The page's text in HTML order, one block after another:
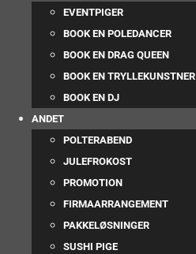
EVENTPIGER
BOOK EN POLEDANCER
BOOK EN DRAG QUEEN
BOOK EN TRYLLEKUNSTNER
BOOK EN DJ
ANDET
POLTERABEND
JULEFROKOST
PROMOTION
FIRMAARRANGEMENT
PAKKELØSNINGER
SUSHI PIGE